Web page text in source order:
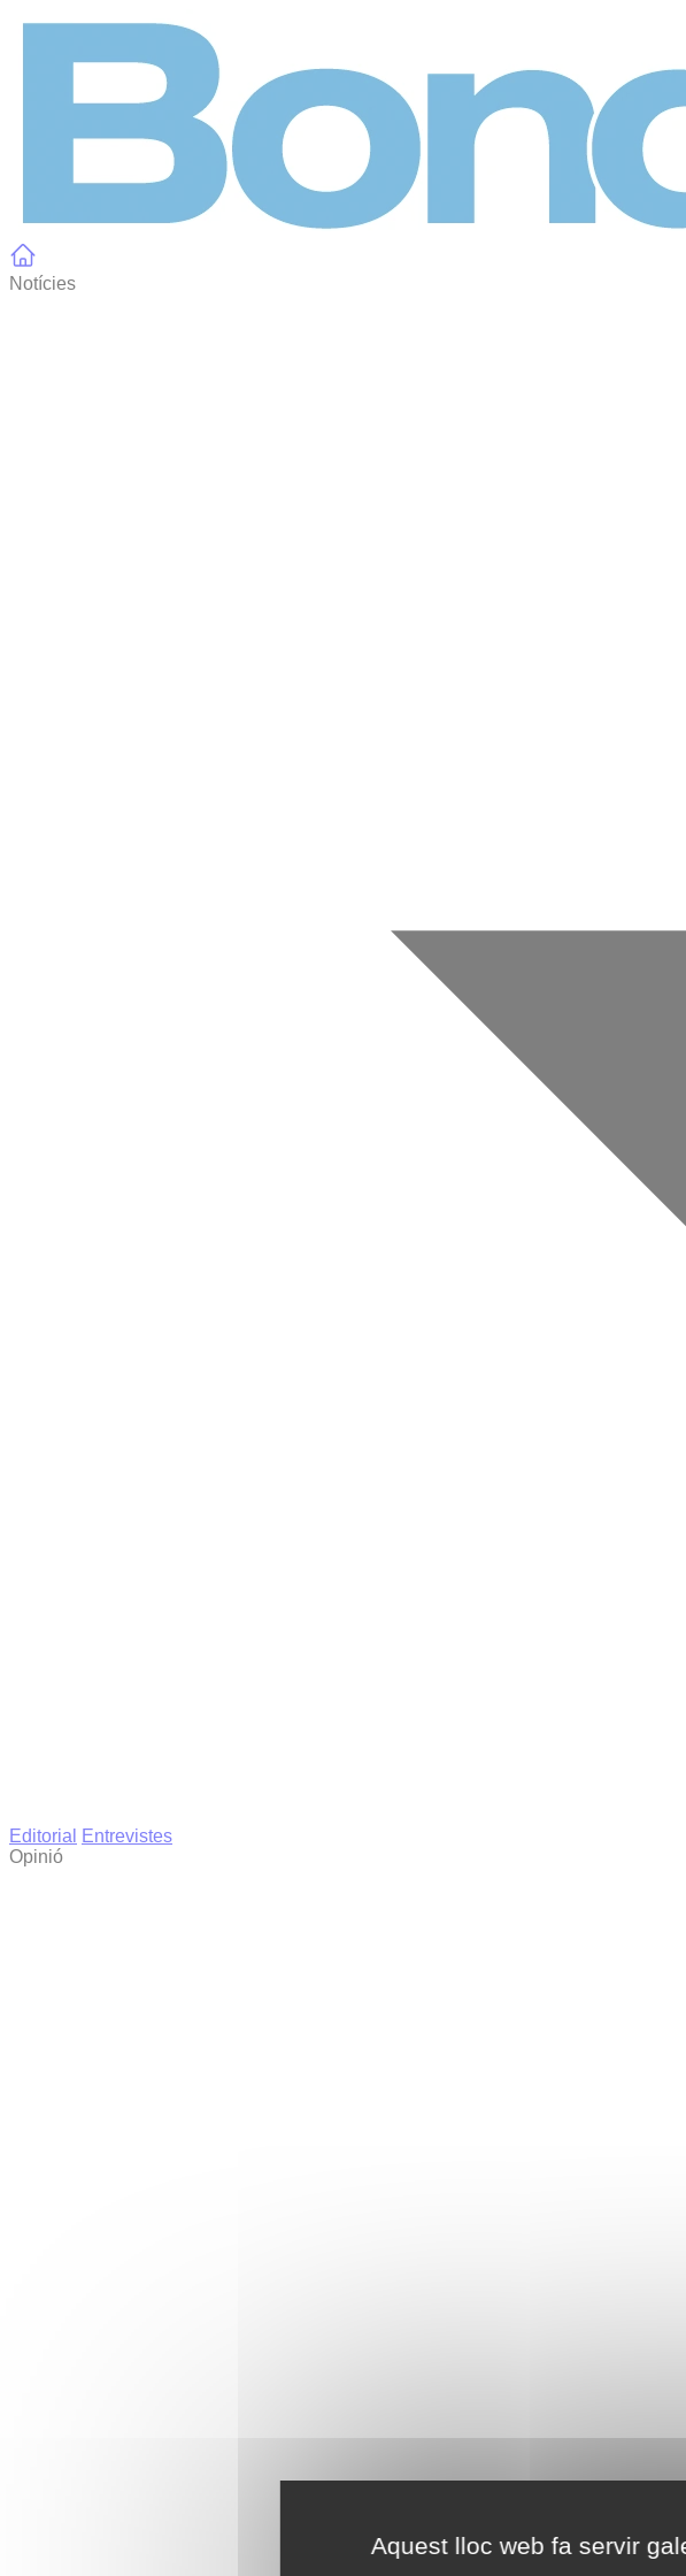
Aquest lloc web fa servir
Notícies
Editorial
Entrevistes
Opinió